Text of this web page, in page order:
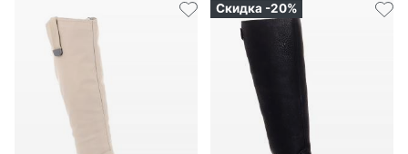
Скидка -20%